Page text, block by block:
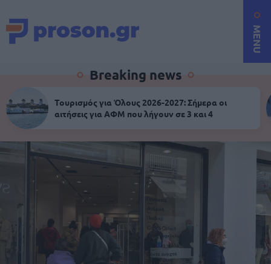
MENU
Breaking news
Τουρισμός για Όλους 2026-2027: Σήμερα οι
αιτήσεις για ΑΦΜ που λήγουν σε 3 και 4